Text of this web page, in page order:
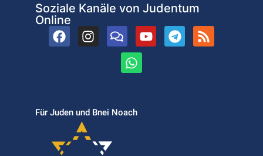
Soziale Kanäle von Judentum
Online
Für Juden und Bnei Noach